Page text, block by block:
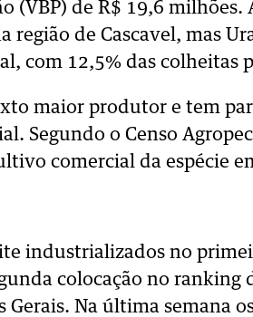
(VBP) de R$ 19,6 milhões.
região de Cascavel, mas
com 12,5% das colheitas
maior produtor e tem
Segundo o Censo
comercial da espécie
industrializados no
colocação no ranking
Gerais. Na última semana